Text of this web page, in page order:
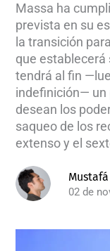
Massa ha
prevista en su
la transición
que establecerá
tendrá al fin
indefinición— un
desean los
saqueo de los
extenso y el
02 de